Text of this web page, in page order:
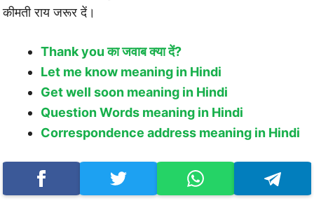
कीमती राय जरूर दें।
Thank you का जवाब क्या दें?
Let me know meaning in Hindi
Get well soon meaning in Hindi
Question Words meaning in Hindi
Correspondence address meaning in Hindi